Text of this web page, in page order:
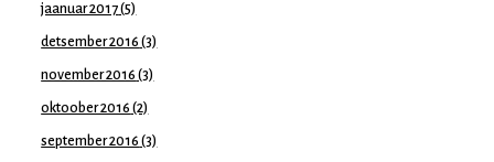
jaanuar 2017(5)
detsember 2016 (3)
november 2016 (3)
oktoober 2016 (2)
september 2016 (3)